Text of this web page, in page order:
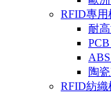
RFID專用
耐
陶
RFID紡織